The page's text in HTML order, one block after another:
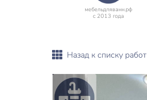
мебельдляванн.рф
с 2013 года
Назад к списку работ